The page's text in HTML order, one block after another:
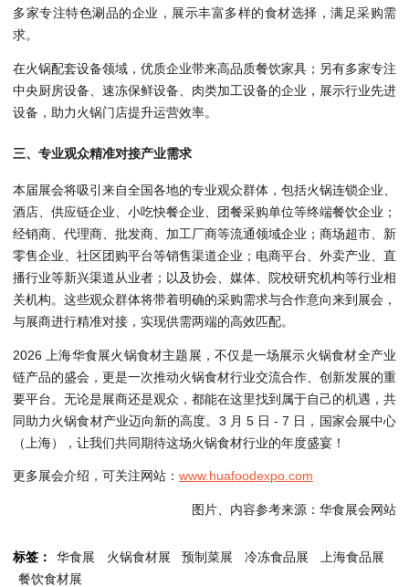
多家专注特色涮品的企业，展示丰富多样的食材选择，满足采购需
求。
在火锅配套设备领域，优质企业带来高品质餐饮家具；另有多家专注
中央厨房设备、速冻保鲜设备、肉类加工设备的企业，展示行业先进
设备，助力火锅门店提升运营效率。
三、专业观众精准对接产业需求
本届展会将吸引来自全国各地的专业观众群体，包括火锅连锁企业、
酒店、供应链企业、小吃快餐企业、团餐采购单位等终端餐饮企业；
经销商、代理商、批发商、加工厂商等流通领域企业；商场超市、新
零售企业、社区团购平台等销售渠道企业；电商平台、外卖产业、直
播行业等新兴渠道从业者；以及协会、媒体、院校研究机构等行业相
关机构。这些观众群体将带着明确的采购需求与合作意向来到展会，
与展商进行精准对接，实现供需两端的高效匹配。
2026 上海华食展火锅食材主题展，不仅是一场展示火锅食材全产业
链产品的盛会，更是一次推动火锅食材行业交流合作、创新发展的重
要平台。无论是展商还是观众，都能在这里找到属于自己的机遇，共
同助力火锅食材产业迈向新的高度。3 月 5 日 - 7 日，国家会展中心
（上海），让我们共同期待这场火锅食材行业的年度盛宴！
更多展会介绍，可关注网站： www.huafoodexpo.com
图片、内容参考来源：华食展会网站
标签： 华食展 火锅食材展 预制菜展 冷冻食品展
上海食品展
餐饮食材展